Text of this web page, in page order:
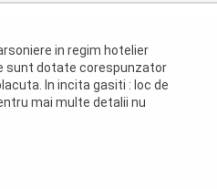
in regim hotelier
sunt dotate corespunzator
In incita gasiti : loc de
mai multe detalii nu